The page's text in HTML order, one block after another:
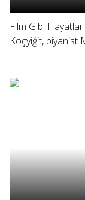
Film Gibi
Koçyiğit, piyanist